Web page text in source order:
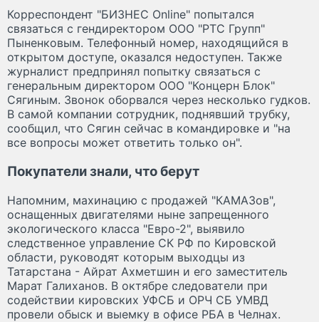
Корреспондент "БИЗНЕС Online" попытался
связаться с гендиректором ООО "РТС Групп"
Пыненковым. Телефонный номер, находящийся в
открытом доступе, оказался недоступен. Также
журналист предпринял попытку связаться с
генеральным директором ООО "Концерн Блок"
Сягиным. Звонок оборвался через несколько гудков.
В самой компании сотрудник, поднявший трубку,
сообщил, что Сягин сейчас в командировке и "на
все вопросы может ответить только он".
Покупатели знали, что берут
Напомним, махинацию с продажей "КАМАЗов",
оснащенных двигателями ныне запрещенного
экологического класса "Евро-2", выявило
следственное управление СК РФ по Кировской
области, руководят которым выходцы из
Татарстана - Айрат Ахметшин и его заместитель
Марат Галиханов. В октябре следователи при
содействии кировских УФСБ и ОРЧ СБ УМВД
провели обыск и выемку в офисе РБА в Челнах.